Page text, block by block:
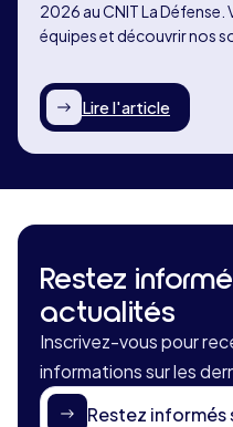
2026 au CNIT La Défense.
équipes et découvrir nos
Lire l'article
Restez
actualités
Inscrivez-vous pour
informations sur les
Restez informés